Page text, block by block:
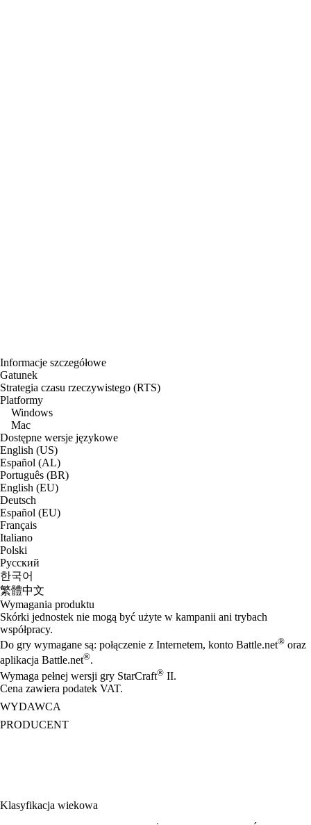
Informacje szczegółowe
Gatunek
Strategia czasu rzeczywistego (RTS)
Platformy
Windows
Mac
Dostępne wersje językowe
English (US)
Español (AL)
Português (BR)
English (EU)
Deutsch
Español (EU)
Français
Italiano
Polski
Русский
한국어
繁體中文
Wymagania produktu
Skórki jednostek nie mogą być użyte w kampanii ani trybach
współpracy.
Do gry wymagane są: połączenie z Internetem, konto Battle.net® oraz
aplikacja Battle.net®.
Wymaga pełnej wersji gry StarCraft® II.
Cena zawiera podatek VAT.
WYDAWCA
PRODUCENT
Klasyfikacja wiekowa